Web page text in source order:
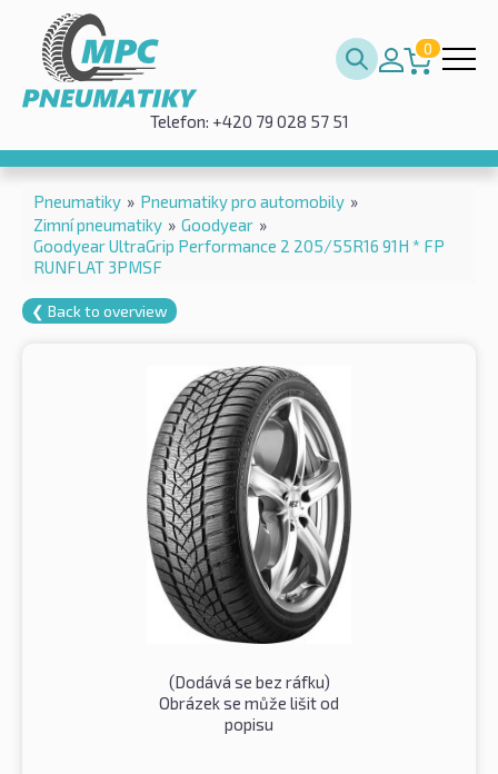
0
Telefon: +420 79 028 57 51
Pneumatiky » Pneumatiky pro automobily »
Zimní pneumatiky » Goodyear »
Goodyear UltraGrip Performance 2 205/55R16 91H * FP
RUNFLAT 3PMSF
❮ Back to overview
(Dodává se bez ráfku)
Obrázek se může lišit od
popisu